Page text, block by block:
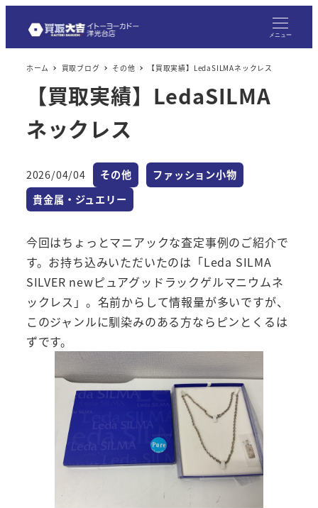
メニュー
ホーム 買取ブログ その他 【買取実績】LedaSILMAネックレス
【買取実績】LedaSILMA
ネックレス
投稿日
2026/04/04 カテゴリー
その他 カテゴリー
ファッション小物
カテゴリー
貴金属・ジュエリー
今回はちょっとマニアックな査定事例のご紹介で
す。お持ち込みいただいたのは「Leda SILMA
SILVER newピュアグッドラックゲルマニウムネ
ックレス」。名前からして情報量が多いですが、
このジャンルに馴染みのある方ならピンとくるは
ずです。